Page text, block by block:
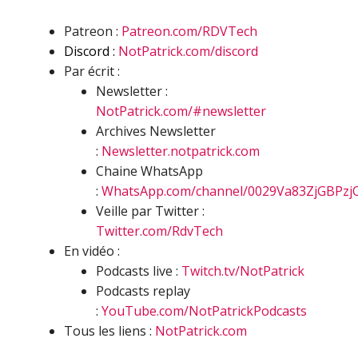
Patreon : Patreon.com/RDVTech
Discord : NotPatrick.com/discord
Par écrit :
Newsletter :
NotPatrick.com/#newsletter
Archives Newsletter
: Newsletter.notpatrick.com
Chaine WhatsApp
: WhatsApp.com/channel/
Veille par Twitter :
Twitter.com/RdvTech
En vidéo :
Podcasts live : Twitch.tv/NotPatrick
Podcasts replay
: YouTube.com/NotPatrickPodcasts
Tous les liens : NotPatrick.com